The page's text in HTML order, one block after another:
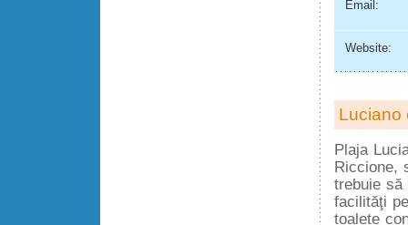
Email:
Website:
Luciano
Plaja
Riccione,
trebuie să
facilităţi
toalete